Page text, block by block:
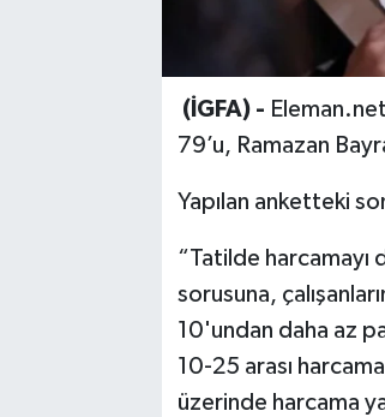
(İGFA) -
79’u, Ramazan
Yapılan anketteki
“Tatilde harcamayı
sorusuna,
10'undan daha az
10-25 arası
üzerinde harcama